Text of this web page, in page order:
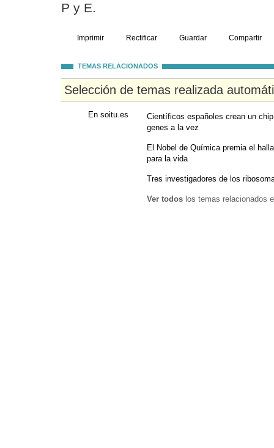
P y E.
Imprimir Rectificar Guardar Compartir
TEMAS RELACIONADOS
Selección de temas realizada
En soitu.es
Científicos españoles crean un
genes a la vez
El Nobel de Química premia el
para la vida
Tres investigadores de los
Ver todos los temas relacionados